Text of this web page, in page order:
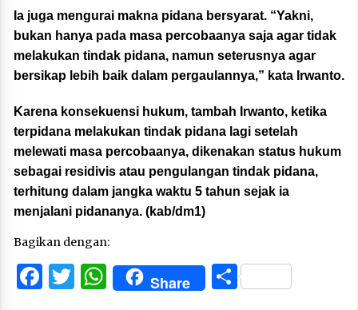
Ia juga mengurai makna pidana bersyarat. “Yakni,
bukan hanya pada masa percobaanya saja agar tidak
melakukan tindak pidana, namun seterusnya agar
bersikap lebih baik dalam pergaulannya,” kata Irwanto.
Karena konsekuensi hukum, tambah Irwanto, ketika
terpidana melakukan tindak pidana lagi setelah
melewati masa percobaanya, dikenakan status hukum
sebagai residivis atau pengulangan tindak pidana,
terhitung dalam jangka waktu 5 tahun sejak ia
menjalani pidananya. (kab/dm1)
Bagikan dengan:
Facebook
Twitter
WhatsApp
Share Share